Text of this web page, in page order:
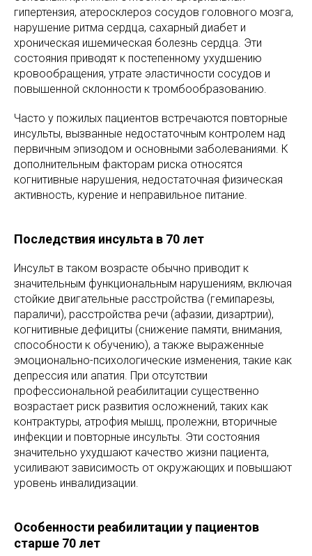
гипертензия, атеросклероз сосудов головного мозга,
нарушение ритма сердца, сахарный диабет и
хроническая ишемическая болезнь сердца. Эти
состояния приводят к постепенному ухудшению
кровообращения, утрате эластичности сосудов и
повышенной склонности к тромбообразованию.
Часто у пожилых пациентов встречаются повторные
инсульты, вызванные недостаточным контролем над
первичным эпизодом и основными заболеваниями. К
дополнительным факторам риска относятся
когнитивные нарушения, недостаточная физическая
активность, курение и неправильное питание.
Последствия инсульта в 70 лет
Инсульт в таком возрасте обычно приводит к
значительным функциональным нарушениям, включая
стойкие двигательные расстройства (гемипарезы,
параличи), расстройства речи (афазии, дизартрии),
когнитивные дефициты (снижение памяти, внимания,
способности к обучению), а также выраженные
эмоционально-психологические изменения, такие как
депрессия или апатия. При отсутствии
профессиональной реабилитации существенно
возрастает риск развития осложнений, таких как
контрактуры, атрофия мышц, пролежни, вторичные
инфекции и повторные инсульты. Эти состояния
значительно ухудшают качество жизни пациента,
усиливают зависимость от окружающих и повышают
уровень инвалидизации.
Особенности реабилитации у пациентов
старше 70 лет